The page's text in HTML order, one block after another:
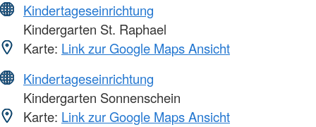
Kindertageseinrichtung
Kindergarten St. Raphael
Karte: Link zur Google Maps Ansicht
Kindertageseinrichtung
Kindergarten Sonnenschein
Karte: Link zur Google Maps Ansicht